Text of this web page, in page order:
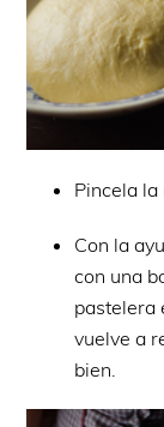
Pincela la
Con la
con una
pastelera
vuelve a
bien.